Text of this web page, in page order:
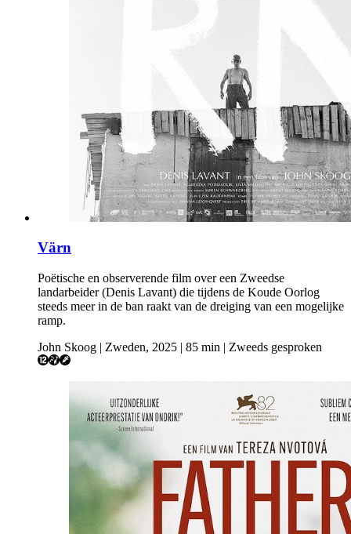
Värn
Poëtische en observerende film over een Zweedse
landarbeider (Denis Lavant) die tijdens de Koude Oorlog
steeds meer in de ban raakt van de dreiging van een mogelijke
ramp.
John Skoog | Zweden, 2025 | 85 min | Zweeds gesproken